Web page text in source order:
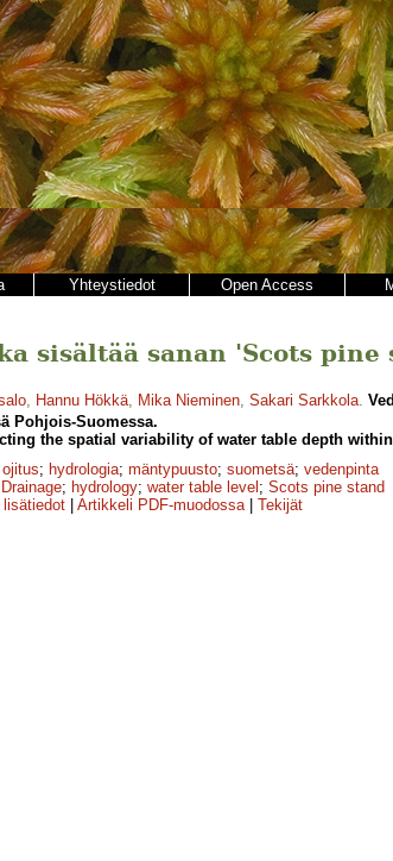
Yhteystiedot Open Access
sisältää sanan 'Scots pine
, Hannu Hökkä, Mika Nieminen, Sakari Sarkkola.
Pohjois-Suomessa.
the spatial variability of water table depth
ojitus; hydrologia; mäntypuusto; suometsä; vedenpinta
Drainage; hydrology; water table level ; Scots pine stand
lisätiedot Artikkeli PDF-muodossa| Tekijät